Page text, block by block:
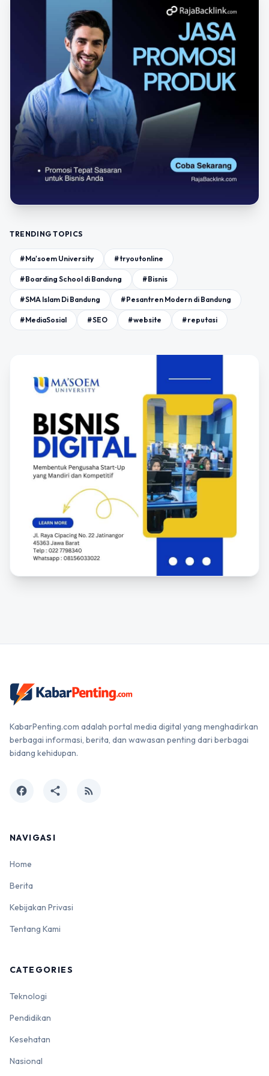
TRENDING TOPICS
#Ma'soem University #tryoutonline
#Boarding School di Bandung #Bisnis
#SMA Islam Di Bandung #Pesantren Modern di Bandung
#MediaSosial #SEO #website #reputasi
KabarPenting.com adalah portal media digital yang menghadirkan
berbagai informasi, berita, dan wawasan penting dari berbagai
bidang kehidupan.
facebook share rss_feed
NAVIGASI
Home
Berita
Kebijakan Privasi
Tentang Kami
CATEGORIES
Teknologi
Pendidikan
Kesehatan
Nasional